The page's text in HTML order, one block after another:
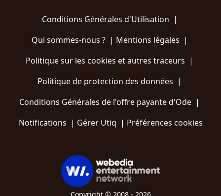
Conditions Générales d'Utilisation |
Qui sommes-nous ?| Mentions légales |
Politique sur les cookies et autres traceurs |
Politique de protection des données |
Conditions Générales de l'offre payante d'Ode |
Notifications | Gérer Utiq | Préférences cookies